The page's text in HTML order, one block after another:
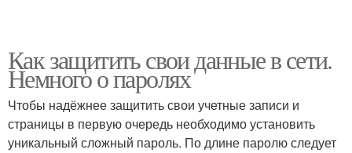
Как защитить свои данные в сети.
Немного о паролях
Чтобы надёжнее защитить свои учетные записи и
страницы в первую очередь необходимо установить
уникальный сложный пароль. По длине паролю следует